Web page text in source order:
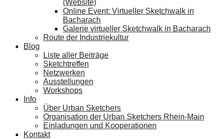
(Website)
Online Event: Virtueller Sketchwalk in
Bacharach
Galerie virtueller Sketchwalk in Bacharach
Route der Industriekultur
Blog
Liste aller Beiträge
Sketchtreffen
Netzwerken
Ausstellungen
Workshops
Info
Über Urban Sketchers
Organisation der Urban Sketchers Rhein-Main
Einladungen und Kooperationen
Kontakt